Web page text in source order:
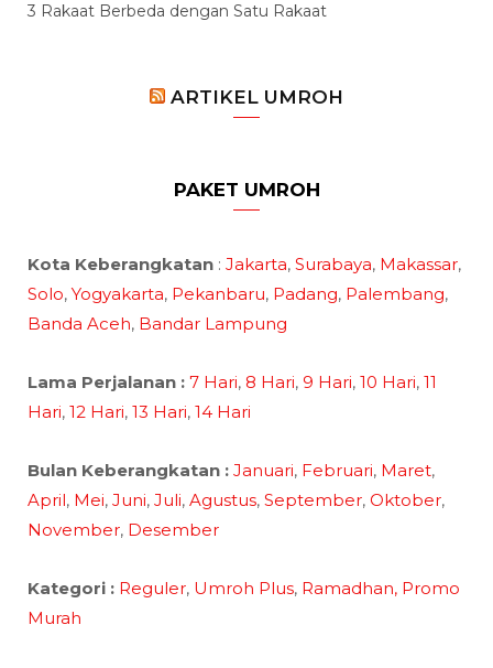
3 Rakaat Berbeda dengan Satu Rakaat
ARTIKEL UMROH
PAKET UMROH
Kota Keberangkatan : Jakarta, Surabaya, Makassar,
Solo, Yogyakarta, Pekanbaru, Padang, Palembang,
Banda Aceh, Bandar Lampung
Lama Perjalanan : 7 Hari, 8 Hari, 9 Hari, 10 Hari, 11
Hari, 12 Hari, 13 Hari, 14 Hari
Bulan Keberangkatan : Januari, Februari, Maret,
April, Mei, Juni, Juli, Agustus, September, Oktober,
November, Desember
Kategori : Reguler, Umroh Plus, Ramadhan, Promo
Murah